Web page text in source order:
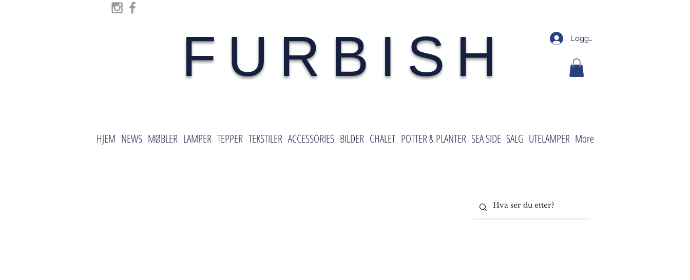
FURBISH Logg inn
HJEM NEWS MØBLER LAMPER TEPPER TEKSTILER ACCESSORIES BILDER CHALET POTTER & PLANTER SEA SIDE SALG UTELAMPER More